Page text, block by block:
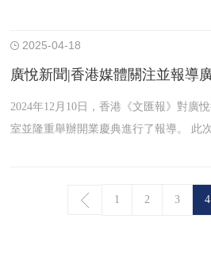
2025-04-18
2024年12月10日，香港《文匯報》對廣
室並隆重舉辦開業慶典進行了報導。 此
1 2 3 4